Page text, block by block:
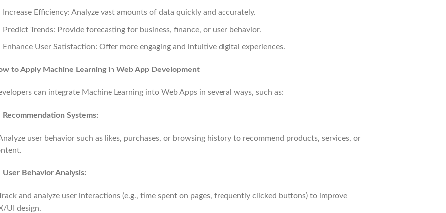
Increase Efficiency: Analyze vast amounts of data quickly and accurately.
Predict Trends: Provide forecasting for business, finance, or user behavior.
Enhance User Satisfaction: Offer more engaging and intuitive digital experiences.
to Apply Machine Learning in Web App Development
can integrate Machine Learning into Web Apps in several ways, such as:
Recommendation Systems:
user behavior such as likes, purchases, or browsing history to recommend products, services, or
User Behavior Analysis:
and analyze user interactions (e.g., time spent on pages, frequently clicked buttons) to improve
UI design.